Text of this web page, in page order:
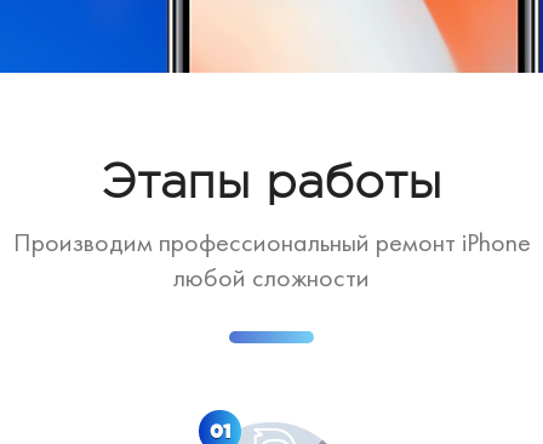
Этапы работы
Производим профессиональный ремонт iPhone
любой сложности
01